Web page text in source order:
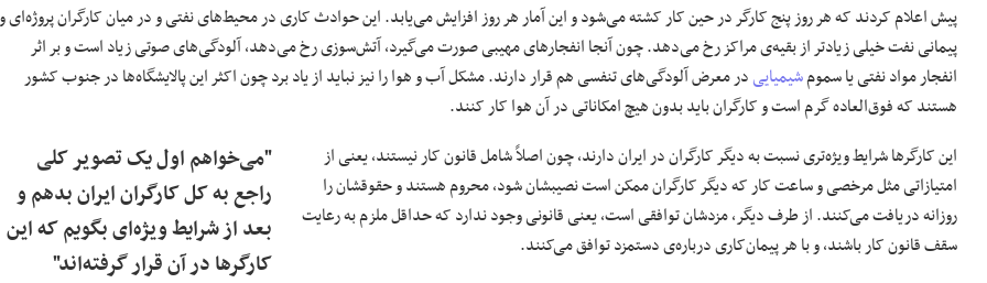
پیش اعلام کردند که هر روز پنج کارگر در حین کار کشته می‌شود و این آمار هر روز افزایش می‌یابد. این حوادث کاری در محیط‌های نفتی و در میان کارگران پروژه‌ای و
پیمانی نفت خیلی زیادتر از بقیه‌ی مراکز رخ می‌دهد. چون آنجا انفجارهای مهیبی صورت می‌گیرد، آتش‌سوزی رخ می‌دهد، آلودگی‌های صوتی زیاد است و بر اثر
انفجار مواد نفتی یا سمومشیمیاییدر معرض آلودگی‌های تنفسی هم قرار دارند. مشکل آب و هوا را نیز نباید از یاد برد چون اکثر این پالایشگاه‌ها در جنوب کشور
هستند که فوق‌العاده گرم است و کارگران باید بدون هیچ امکاناتی در آن هوا کار کنند.
"می‌خواهم اول یک تصویر کلی
راجع به کل کارگران ایران بدهم و
بعد از شرایط ویژه‌ای بگویم که این
کارگرها در آن قرار گرفته‌اند"
این کارگرها شرایط ویژه‌تری نسبت به دیگر کارگران در ایران دارند، چون‌ اصلاً شامل قانون کار نیستند، یعنی از
امتیازاتی مثل مرخصی و ساعت کار که دیگر کارگران ممکن است نصیبشان شود، محروم هستند و حقوقشان را
روزانه دریافت می‌کنند. از طرف دیگر، مزدشان توافقی است، یعنی قانونی وجود ندارد که حداقل ملزم به رعایت
سقف قانون کار باشند، و با هر پیمان‌کاری درباره‌ی دستمزد توافق می‌کنند.